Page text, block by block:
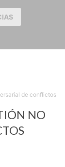
de conflictos
NO